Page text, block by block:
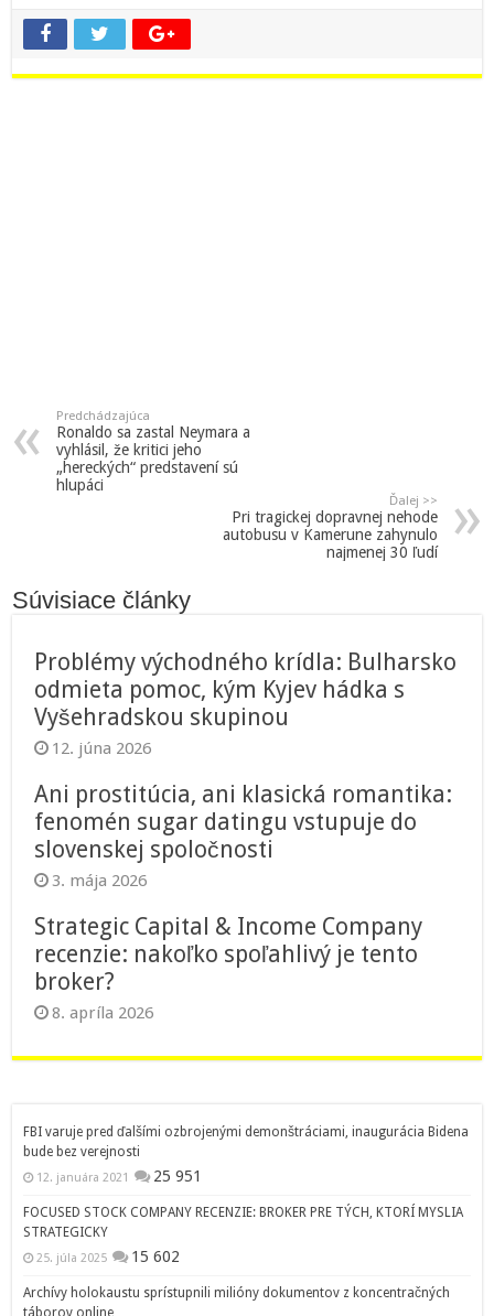
Predchádzajúca
Ronaldo sa zastal Neymara a
vyhlásil, že kritici jeho
„hereckých“ predstavení sú
hlupáci
Ďalej >>
Pri tragickej dopravnej nehode
autobusu v Kamerune zahynulo
najmenej 30 ľudí
Súvisiace články
Problémy východného krídla: Bulharsko
odmieta pomoc, kým Kyjev hádka s
Vyšehradskou skupinou
12. júna 2026
Ani prostitúcia, ani klasická romantika:
fenomén sugar datingu vstupuje do
slovenskej spoločnosti
3. mája 2026
Strategic Capital & Income Company
recenzie: nakoľko spoľahlivý je tento
broker?
8. apríla 2026
FBI varuje pred ďalšími ozbrojenými demonštráciami, inaugurácia Bidena
bude bez verejnosti
12. januára 2021 25 951
FOCUSED STOCK COMPANY RECENZIE: BROKER PRE TÝCH, KTORÍ MYSLIA
STRATEGICKY
25. júla 2025 15 602
Archívy holokaustu sprístupnili milióny dokumentov z koncentračných
táborov online